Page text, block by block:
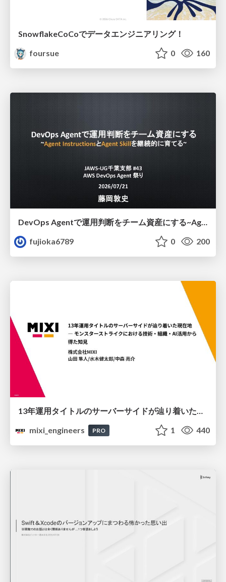
SnowflakeCoCoでデータエンジニアリング！
foursue
0 160
DevOps Agentで運用判断をチーム資産にする ~Agent InstructionsとAgent Skillを継続的に育てる~
fujioka6789
0 200
mixi_engineers
PRO 1 440